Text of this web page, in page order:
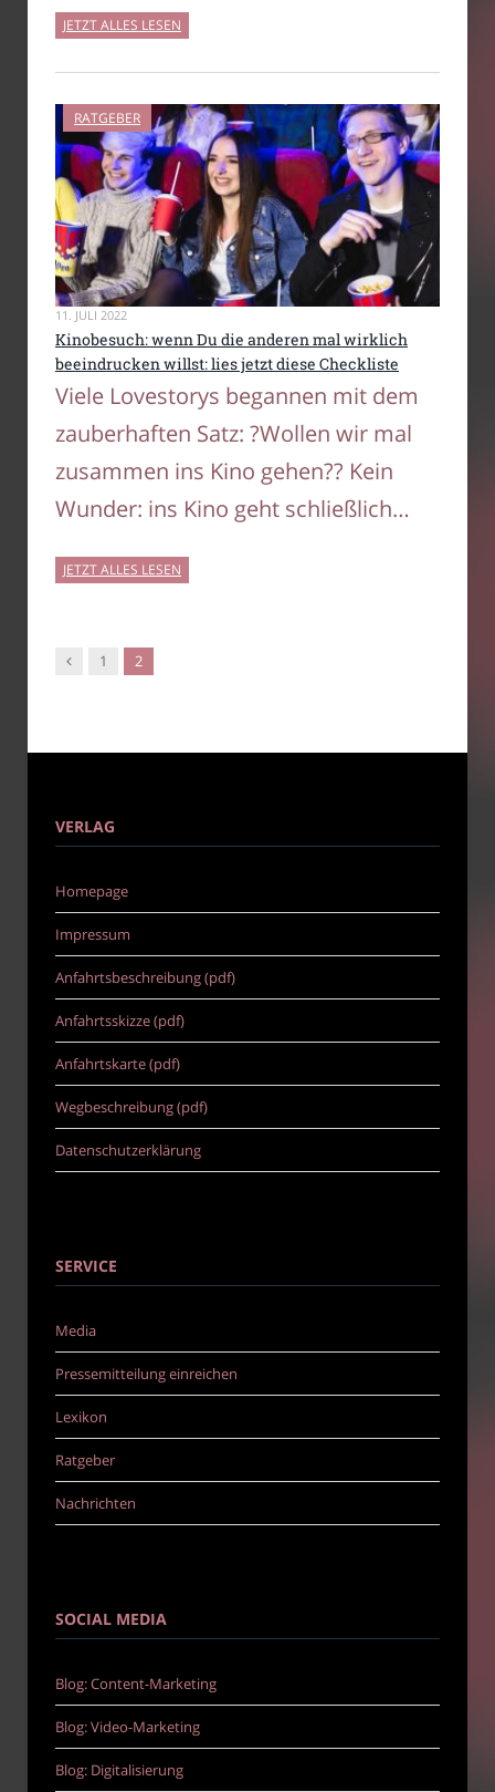
JETZT ALLES LESEN
RATGEBER
11. JULI 2022
Kinobesuch: wenn Du die anderen mal wirklich
beeindrucken willst: lies jetzt diese Checkliste
Viele Lovestorys begannen mit dem
zauberhaften Satz: ?Wollen wir mal
zusammen ins Kino gehen?? Kein
Wunder: ins Kino geht schließlich…
JETZT ALLES LESEN
Vorgänger
1 2
VERLAG
Homepage
Impressum
Anfahrtsbeschreibung (pdf)
Anfahrtsskizze (pdf)
Anfahrtskarte (pdf)
Wegbeschreibung (pdf)
Datenschutzerklärung
SERVICE
Media
Pressemitteilung einreichen
Lexikon
Ratgeber
Nachrichten
SOCIAL MEDIA
Blog: Content-Marketing
Blog: Video-Marketing
Blog: Digitalisierung